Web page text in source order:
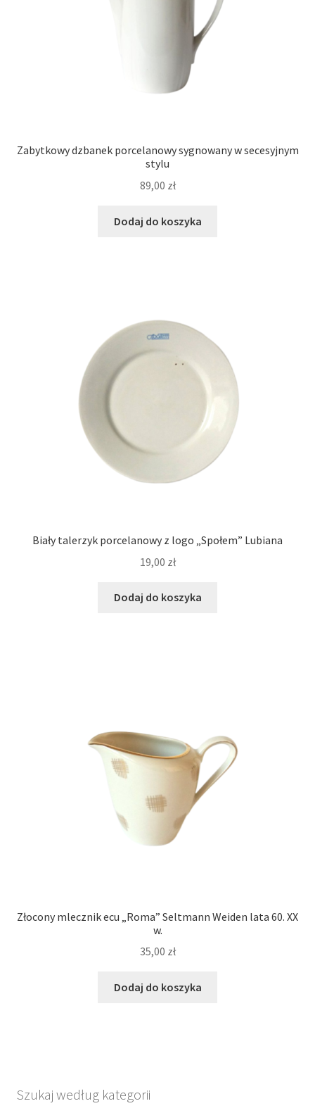
Zabytkowy dzbanek porcelanowy sygnowany w secesyjnym
stylu
89,00 zł
Dodaj do koszyka
Biały talerzyk porcelanowy z logo „Społem” Lubiana
19,00 zł
Dodaj do koszyka
Złocony mlecznik ecu „Roma” Seltmann Weiden lata 60. XX
w.
35,00 zł
Dodaj do koszyka
Szukaj według kategorii